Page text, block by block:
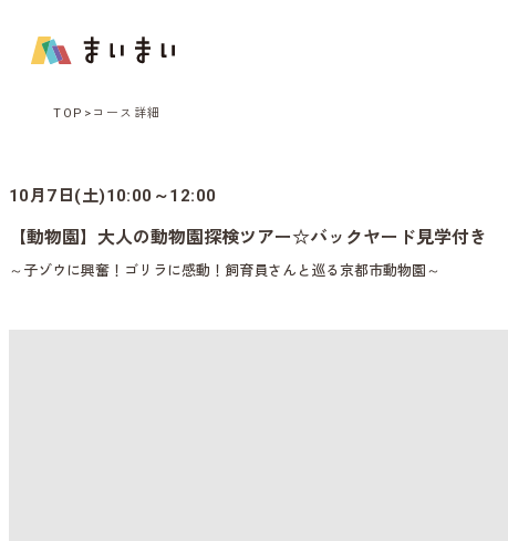
TOP コース詳細
10月7日(土)10:00～12:00
【動物園】大人の動物園探検ツアー☆バックヤード見学付き
～子ゾウに興奮！ゴリラに感動！飼育員さんと巡る京都市動物園～